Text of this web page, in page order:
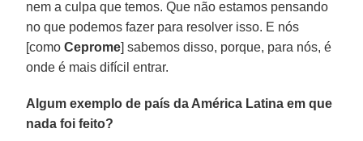
nem a culpa que temos. Que não estamos pensando
no que podemos fazer para resolver isso. E nós
[comoCeprome] sabemos disso, porque, para nós, é
onde é mais difícil entrar.
Algum exemplo de país da América Latina em que
nada foi feito?